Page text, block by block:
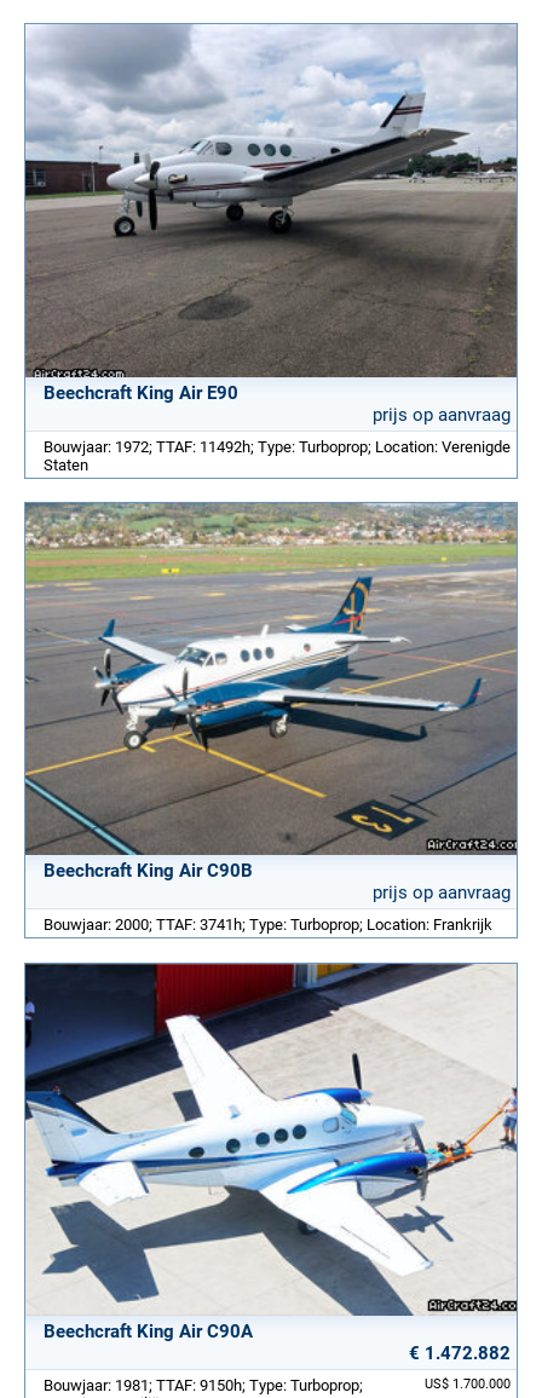
Beechcraft King Air E90
prijs op aanvraag
Bouwjaar: 1972; TTAF: 11492h; Type: Turboprop; Location: Verenigde
Staten
Beechcraft King Air C90B
prijs op aanvraag
Bouwjaar: 2000; TTAF: 3741h; Type: Turboprop; Location: Frankrijk
Beechcraft King Air C90A
€ 1.472.882
US$ 1.700.000
Bouwjaar: 1981; TTAF: 9150h; Type: Turboprop;